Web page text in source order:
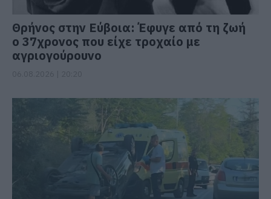
Θρήνος στην Εύβοια: Έφυγε από τη ζωή
ο 37χρονος που είχε τροχαίο με
αγριογούρουνο